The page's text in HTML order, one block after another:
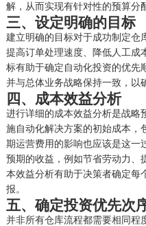
解，从而实现有针对性的预算分
三、 设定明确的目标
建立明确的目标对于成功制定仓
提高订单处理速度、降低人工成
标有助于确定自动化投资的优先
并与总体业务战略保持一致，以
四、 成本效益分析
进行详细的成本效益分析是战略
施自动化解决方案的初始成本，
期运营费用的影响也应该是这一
预期的收益，例如节省劳动力、
本效益分析有助于决策者确定每
报。
五、 确定投资优先次
并非所有仓库流程都需要相同程